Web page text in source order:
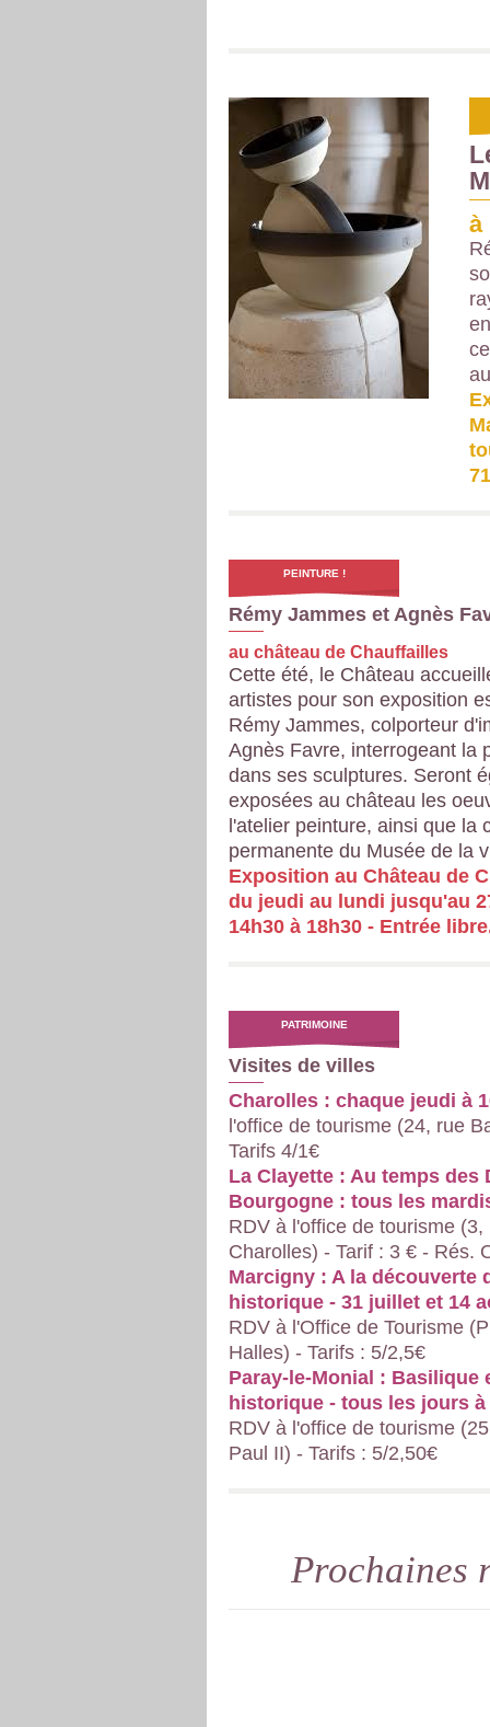
à
PEINTURE !
Rémy Jammes et Agnès
au château de Chauffailles
Cette été, le Château
artistes pour son exposition
Rémy Jammes, colporteur
Agnès Favre, interrogeant la
dans ses sculptures. Seront
exposées au château les
l'atelier peinture, ainsi que la
permanente du Musée de la
Exposition au Château de
du jeudi au lundi jusqu'au
14h30 à 18h30 - Entrée
PATRIMOINE
Visites de villes
Charolles : chaque jeudi à
l'office de tourisme (24, rue
Tarifs 4/1€
La Clayette : Au temps des
Bourgogne : tous les
RDV à l'office de tourisme (3,
Charolles) - Tarif : 3 € - Rés.
Marcigny : A la découverte
historique - 31 juillet et 14
RDV à l'Office de Tourisme
Halles) - Tarifs : 5/2,5€
Paray-le-Monial : Basilique
historique - tous les jours à
RDV à l'office de tourisme
Paul II) - Tarifs : 5/2,50€
Prochaines